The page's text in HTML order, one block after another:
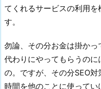
つ
E
O
てくれるサービスの利用
す。
勿論、その分お金は掛かっ
代わりにやってもらうの
の。ですが、その分SEO
時間を他のことに使ってい